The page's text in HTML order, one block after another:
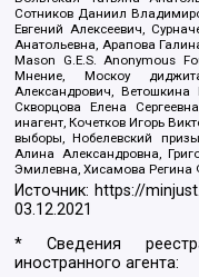
Сотников Даниил
Евгений Алексеевич,
Анатольевна, Арапова
Mason G.E.S. Anonymous
Мнение, Москоу
Александрович,
Скворцова Елена
инагент, Кочетков Игорь
выборы, Нобелевский
Алина Александровна,
Эмилевна, Хисамова Регина
Источник: https://
03.12.2021
* Сведения
иностранного агента: